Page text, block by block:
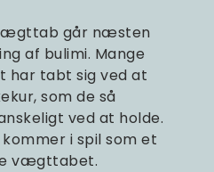
går næsten
af bulimi. Mange
tabt sig ved at
som de så
ved at holde.
i spil som et
vægttabet.